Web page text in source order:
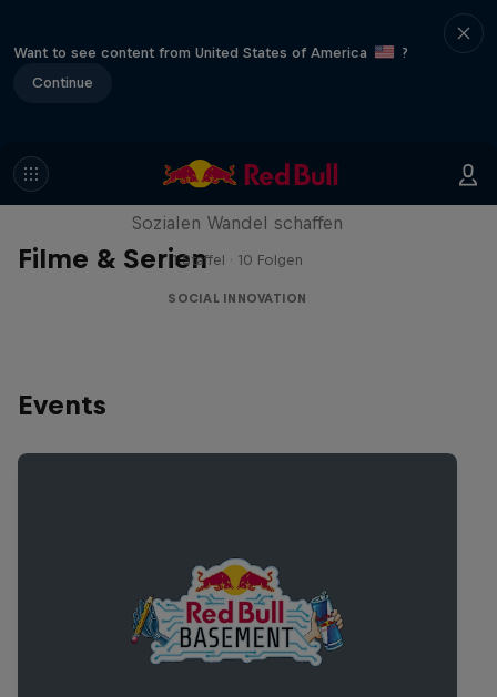
Want to see content from United States of America
?
Continue
Filme & Serien
I am the Engine
Sozialen Wandel schaffen
1 Staffel · 10 Folgen
SOCIAL INNOVATION
Events